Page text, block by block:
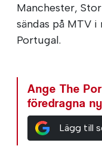
Manchester,
sändas på MTV
Portugal.
Ange The
föredragna
Lägg till